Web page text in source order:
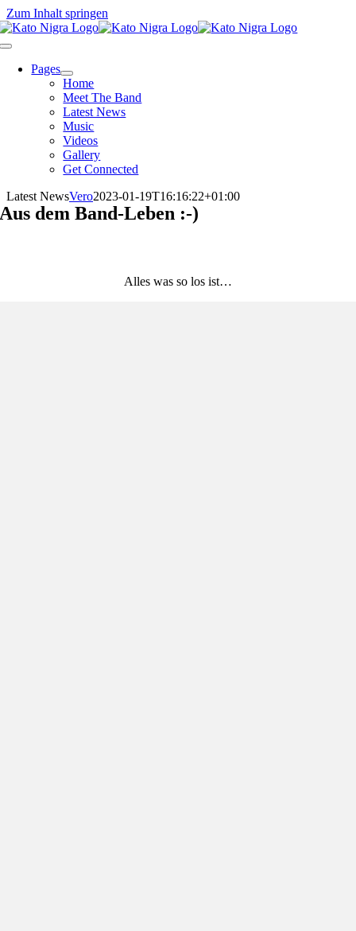
Zum Inhalt springen
Pages
Home
Meet The Band
Latest News
Music
Videos
Gallery
Get Connected
Latest NewsVero2023-01-19T16:16:22+01:00
Aus dem Band-Leben :-)
Alles was so los ist…